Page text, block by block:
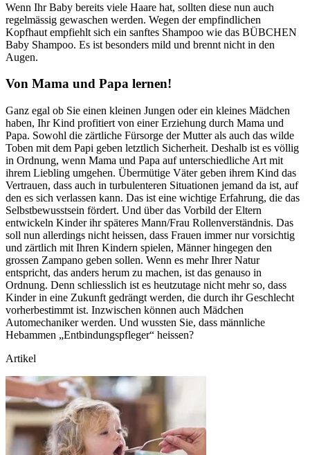
Wenn Ihr Baby bereits viele Haare hat, sollten diese nun auch
regelmässig gewaschen werden. Wegen der empfindlichen
Kopfhaut empfiehlt sich ein sanftes Shampoo wie das BÜBCHEN
Baby Shampoo. Es ist besonders mild und brennt nicht in den
Augen.
Von Mama und Papa lernen!
Ganz egal ob Sie einen kleinen Jungen oder ein kleines Mädchen
haben, Ihr Kind profitiert von einer Erziehung durch Mama und
Papa. Sowohl die zärtliche Fürsorge der Mutter als auch das wilde
Toben mit dem Papi geben letztlich Sicherheit. Deshalb ist es völlig
in Ordnung, wenn Mama und Papa auf unterschiedliche Art mit
ihrem Liebling umgehen. Übermütige Väter geben ihrem Kind das
Vertrauen, dass auch in turbulenteren Situationen jemand da ist, auf
den es sich verlassen kann. Das ist eine wichtige Erfahrung, die das
Selbstbewusstsein fördert. Und über das Vorbild der Eltern
entwickeln Kinder ihr späteres Mann/Frau Rollenverständnis. Das
soll nun allerdings nicht heissen, dass Frauen immer nur vorsichtig
und zärtlich mit Ihren Kindern spielen, Männer hingegen den
grossen Zampano geben sollen. Wenn es mehr Ihrer Natur
entspricht, das anders herum zu machen, ist das genauso in
Ordnung. Denn schliesslich ist es heutzutage nicht mehr so, dass
Kinder in eine Zukunft gedrängt werden, die durch ihr Geschlecht
vorherbestimmt ist. Inzwischen können auch Mädchen
Automechaniker werden. Und wussten Sie, dass männliche
Hebammen „Entbindungspfleger“ heissen?
Artikel